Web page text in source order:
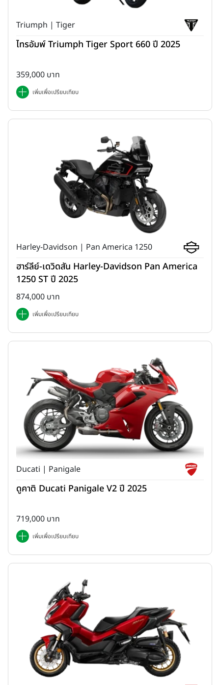
Triumph | Tiger
ไทรอัมพ์ Triumph Tiger Sport 660 ปี 2025
359,000 บาท
เพิ่มเพื่อเปรียบเทียบ
Harley-Davidson | Pan America 1250
ฮาร์ลีย์-เดวิดสัน Harley-Davidson Pan America
1250 ST ปี 2025
874,000 บาท
เพิ่มเพื่อเปรียบเทียบ
Ducati | Panigale
ดูคาติ Ducati Panigale V2 ปี 2025
719,000 บาท
เพิ่มเพื่อเปรียบเทียบ